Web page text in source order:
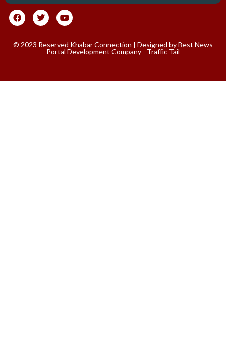
© 2023 Reserved Khabar Connection | Designed byBest News
Portal Development Company - Traffic Tail